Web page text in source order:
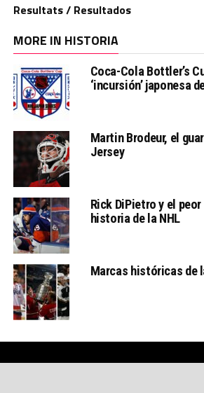
Resultats / Resultados
MORE IN HISTORIA
Coca-Cola Bottler’s
‘incursión’ japonesa
Martin Brodeur, el
Jersey
Rick DiPietro y el
historia de la NHL
Marcas históricas de